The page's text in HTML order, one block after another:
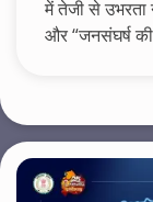
में तेजी से उभरता
और “जनसंघर्ष